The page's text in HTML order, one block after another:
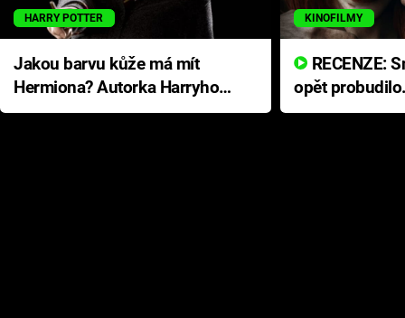
HARRY POTTER
Jakou barvu kůže má mít
Hermiona? Autorka Harryho
Pottera přišla s ráznou
KINOFILMY
opět
přichází s